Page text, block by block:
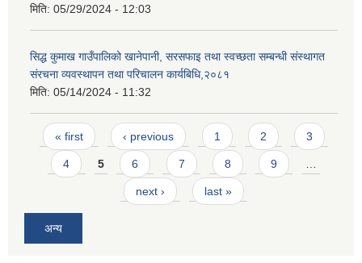
मिति: 05/29/2024 - 12:03
सिद्ध कुमाख गाउँपालिको खानेपानी, सरसफाइ तथा स्वच्छता सम्बन्धी संस्थागत
संरचना व्यवस्थापन तथा परिचालन कार्यबिधि,२०८१
मिति: 05/14/2024 - 11:32
Pages
« first ‹ previous 1 2 3
4 5 6 7 8 9
next › last »
अन्य